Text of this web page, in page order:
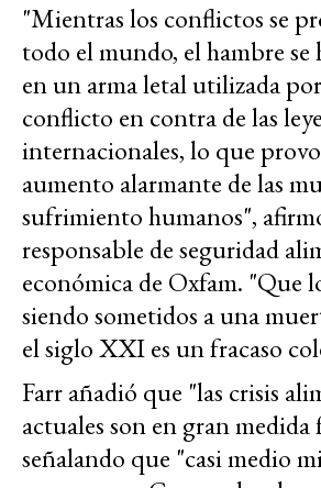
"Mientras los conflictos se
todo el mundo, el hambre se
en un arma letal utilizada
conflicto en contra de las
internacionales, lo que
aumento alarmante de las
sufrimiento humanos",
responsable de seguridad
económica de Oxfam. "Que
siendo sometidos a una
el siglo XXI es un fracaso
Farr añadió que "las crisis
actuales son en gran medida
señalando que "casi medio